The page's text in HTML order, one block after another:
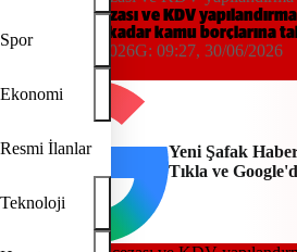
Spor
Ekonomi
Resmi İlanlar
Teknoloji
milyon liraya kadar kamu borçlarına
MTV, trafik cezası ve KDV
milyon liraya kadar kamu borçlarına
09:39, 29/06/2026G: 09:27, 30/06/2026
Yeni Şafak
Tıkla ve